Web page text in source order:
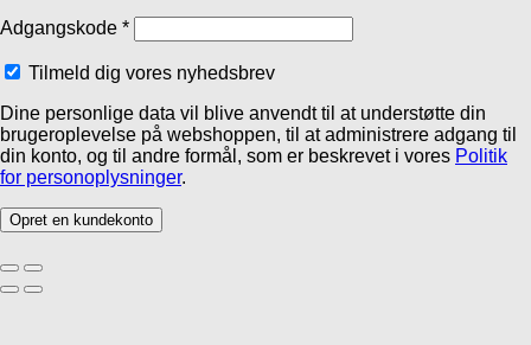
Adgangskode *
Tilmeld dig vores nyhedsbrev
Dine personlige data vil blive anvendt til at understøtte din
brugeroplevelse på webshoppen, til at administrere adgang til
din konto, og til andre formål, som er beskrevet i vores Politik
for personoplysninger.
Opret en kundekonto